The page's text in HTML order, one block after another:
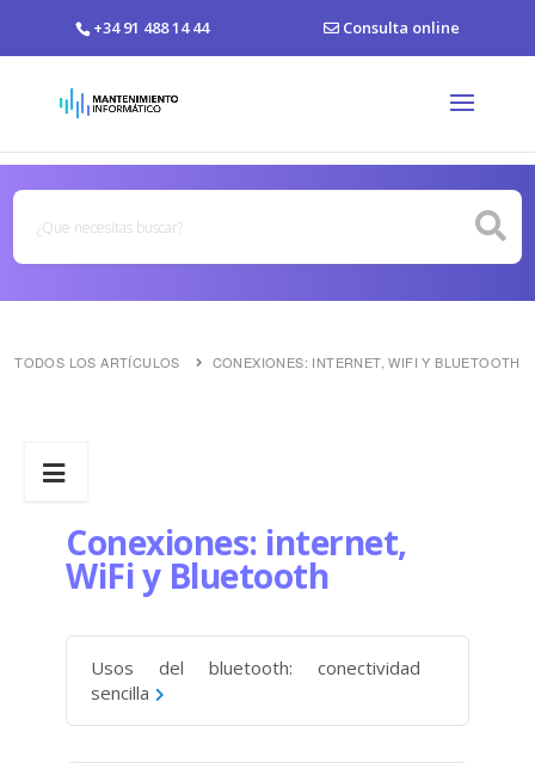
+34 91 488 14 44 Consulta online
TODOS LOS ARTÍCULOS CONEXIONES: INTERNET, WIFI Y BLUETOOTH
Conexiones: internet,
WiFi y Bluetooth
Usos del bluetooth: conectividad
sencilla